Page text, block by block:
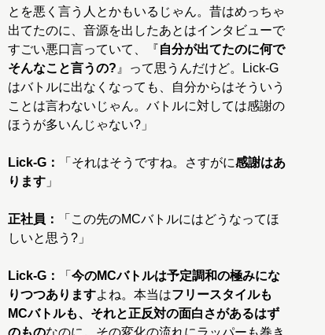
とを悪く言う人とかもいるじゃん。昔はめっちゃ
出てたのに、音源を出したあとはインタビューで
すごい悪口言っていて、『自分が出てたのに何で
そんなこと言うの? 』って思うんだけど。Lick-G
はバトルに出なくなっても、自分からはそういう
ことは言わないじゃん。バトルに対しては感謝の
ほうが多いんじゃない?」
Lick-G： 「それはそうですね。さすがに感謝はあ
ります 」
正社員：
「この先のMCバトルにはどうなってほ
しいと思う?」
Lick-G： 「 今のMCバトルは予定調和の極みにな
りつつありますよね。本当はフリースタイルも
MCバトルも、それと正反対の面白さがあるはず
のものなのに。その変化の流れにラッパーも巻き